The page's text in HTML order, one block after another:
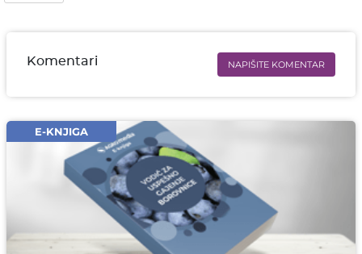
Komentari NAPIŠITE KOMENTAR
Email* obavezno
Komentar* obavezno
E-KNJIGA